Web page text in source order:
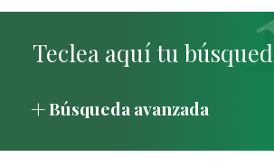
Búsqueda avanzada